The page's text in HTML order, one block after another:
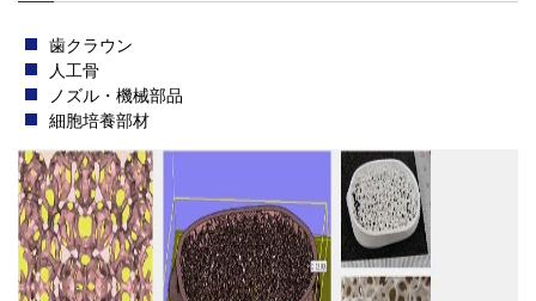
歯クラウン
人工骨
ノズル・機械部品
細胞培養部材